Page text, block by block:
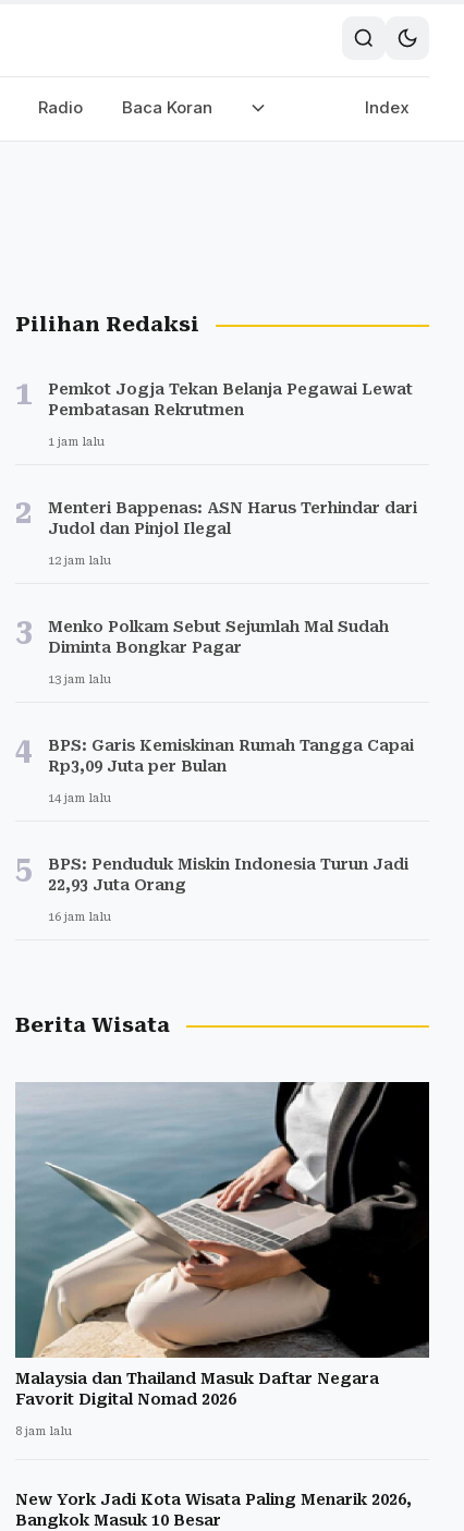
Radio Baca Koran Index
Pilihan Redaksi
1
Pemkot Jogja Tekan Belanja Pegawai Lewat
Pembatasan Rekrutmen
1 jam lalu
2
Menteri Bappenas: ASN Harus Terhindar dari
Judol dan Pinjol Ilegal
12 jam lalu
3
Menko Polkam Sebut Sejumlah Mal Sudah
Diminta Bongkar Pagar
13 jam lalu
4
BPS: Garis Kemiskinan Rumah Tangga Capai
Rp3,09 Juta per Bulan
14 jam lalu
5
BPS: Penduduk Miskin Indonesia Turun Jadi
22,93 Juta Orang
16 jam lalu
Berita Wisata
Malaysia dan Thailand Masuk Daftar Negara
Favorit Digital Nomad 2026
8 jam lalu
New York Jadi Kota Wisata Paling Menarik 2026,
Bangkok Masuk 10 Besar